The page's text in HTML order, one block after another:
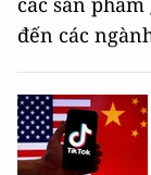
đến các